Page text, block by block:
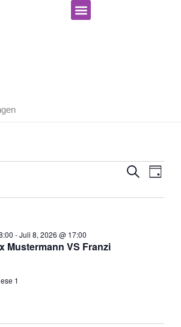
und
SUCHE
TAG
Mustermann VS Franzi
-Juli 8, 2026 @ 17:00
1